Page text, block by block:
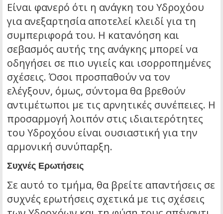
Είναι φανερό ότι η ανάγκη του Υδροχόου
για ανεξαρτησία αποτελεί κλειδί για τη
συμπεριφορά του. Η κατανόηση και
σεβασμός αυτής της ανάγκης μπορεί να
οδηγήσει σε πιο υγιείς και ισορροπημένες
σχέσεις. Όσοι προσπαθούν να τον
ελέγξουν, όμως, σύντομα θα βρεθούν
αντιμέτωποι με τις αρνητικές συνέπειες. Η
προσαρμογή λοιπόν στις ιδιαιτερότητες
του Υδροχόου είναι ουσιαστική για την
αρμονική συνύπαρξη.
Συχνές Ερωτήσεις
Σε αυτό το τμήμα, θα βρείτε απαντήσεις σε
συχνές ερωτήσεις σχετικά με τις σχέσεις